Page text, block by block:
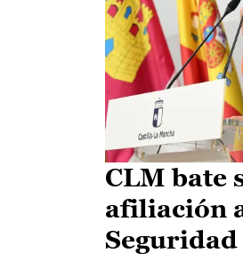
CLM bate
afiliación
Seguridad